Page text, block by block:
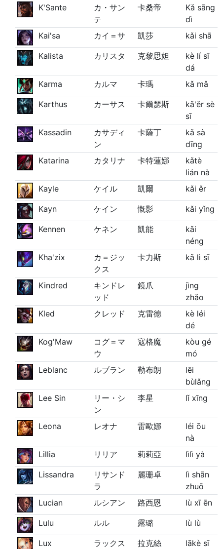
K'Sante
カ・サン
テ
卡桑帝
Kǎ sāng
dì
Kai'sa
カイ＝サ 凱莎 kǎi shā
Kalista カリスタ 克黎思妲
kè lí sī
dá
Karma
カルマ 卡瑪 kǎ mǎ
Karthus カーサス 卡爾瑟斯
kǎ'ěr sè
sī
Kassadin
カサディ
ン
卡薩丁
kǎ sà
dīng
Katarina
カタリナ 卡特蓮娜
kǎtè
lián nà
Kayle
ケイル 凱爾 kǎi ěr
Kayn ケイン 慨影 kǎi yǐng
Kennen ケネン 凱能
kǎi
néng
Kha'zix
カ＝ジッ
クス
卡力斯 kǎ lì sī
Kindred
キンドレ
ッド
鏡爪
jìng
zhǎo
Kled
クレッド 克雷德
kè léi
dé
Kog'Maw
コグ＝マ
ウ
寇格魔
kòu gé
mó
Leblanc
ルブラン 勒布朗
lēi
bùlǎng
Lee Sin
リー・シ
ン
李星 lǐ xīng
Leona レオナ 雷歐娜
léi ōu
nà
Lillia
リリア 莉莉亞 lìlì yà
Lissandra
リサンド
ラ
麗珊卓
lì shān
zhuō
Lucian
ルシアン 路西恩 lù xī ēn
Lulu ルル 露璐 lù lù
Lux ラックス 拉克絲 lākè sī